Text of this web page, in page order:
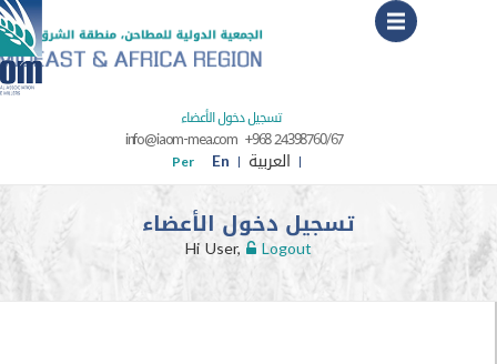
تسجيل دخول الأعضاء
info@iaom-mea.com +968 24398760/67
En
Per
تسجيل دخول الأعضاء
Hi User,
Menu